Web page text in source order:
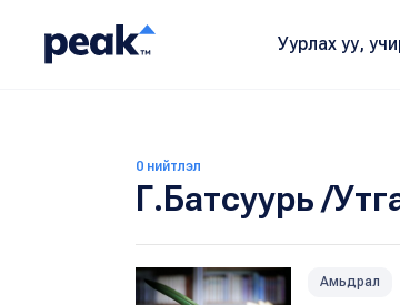
Уурлах уу,
0 нийтлэл
Г.Батсуурь /
Амьдрал